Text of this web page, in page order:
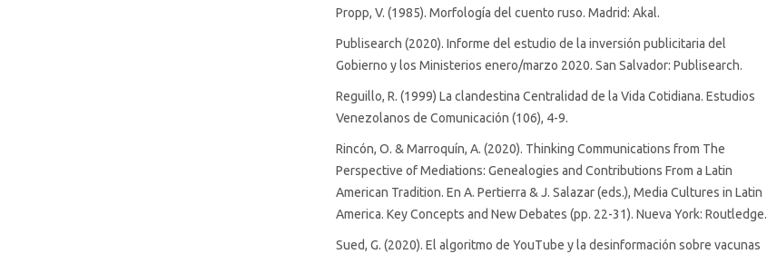
Propp, V. (1985). Morfología del cuento ruso. Madrid: Akal.
Publisearch (2020). Informe del estudio de la inversión publicitaria del
Gobierno y los Ministerios enero/marzo 2020. San Salvador: Publisearch.
Reguillo, R. (1999) La clandestina Centralidad de la Vida Cotidiana. Estudios
Venezolanos de Comunicación (106), 4-9.
Rincón, O. & Marroquín, A. (2020). Thinking Communications from The
Perspective of Mediations: Genealogies and Contributions From a Latin
American Tradition. En A. Pertierra & J. Salazar (eds.), Media Cultures in Latin
America. Key Concepts and New Debates (pp. 22-31). Nueva York: Routledge.
Sued, G. (2020). El algoritmo de YouTube y la desinformación sobre vacunas